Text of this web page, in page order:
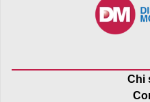
Chi